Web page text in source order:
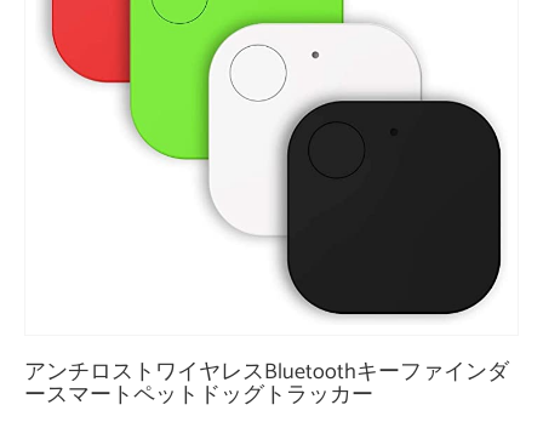
アンチロストワイヤレスBluetoothキーファインダ
ースマートペットドッグトラッカー